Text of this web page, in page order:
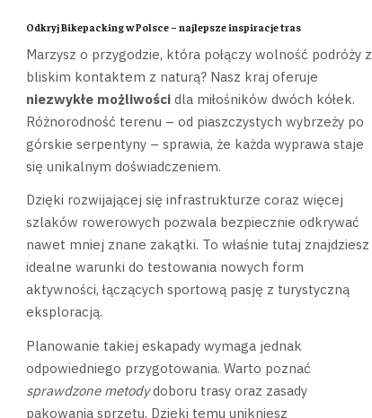
Odkryj Bikepacking w Polsce – najlepsze inspiracje tras
Marzysz o przygodzie, która połączy wolność podróży z
bliskim kontaktem z naturą? Nasz kraj oferuje
niezwykłe możliwości dla miłośników dwóch kółek.
Różnorodność terenu – od piaszczystych wybrzeży po
górskie serpentyny – sprawia, że każda wyprawa staje
się unikalnym doświadczeniem.
Dzięki rozwijającej się infrastrukturze coraz więcej
szlaków rowerowych pozwala bezpiecznie odkrywać
nawet mniej znane zakątki. To właśnie tutaj znajdziesz
idealne warunki do testowania nowych form
aktywności, łączących sportową pasję z turystyczną
eksploracją.
Planowanie takiej eskapady wymaga jednak
odpowiedniego przygotowania. Warto poznać
sprawdzone metodydoboru trasy oraz zasady
pakowania sprzętu. Dzięki temu unikniesz